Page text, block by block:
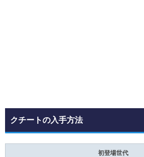
クチートの入手方法
初登場世代